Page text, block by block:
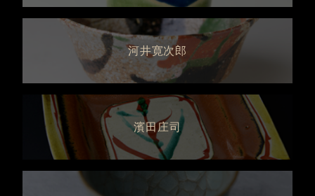
河井寛次郎
濱田庄司